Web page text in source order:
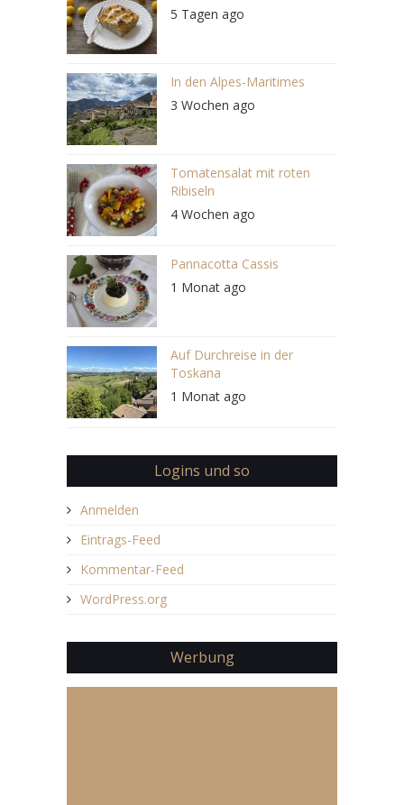
5 Tagen ago
In den Alpes-Maritimes
3 Wochen ago
Tomatensalat mit roten
Ribiseln
4 Wochen ago
Pannacotta Cassis
1 Monat ago
Auf Durchreise in der
Toskana
1 Monat ago
Logins und so
Anmelden
Eintrags-Feed
Kommentar-Feed
WordPress.org
Werbung